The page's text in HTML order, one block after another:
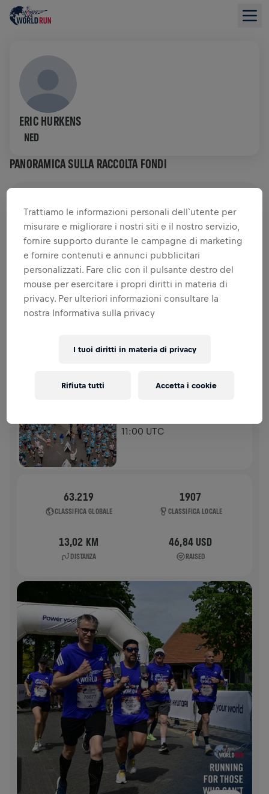
ERIC HURKENS
NED
PANORAMICA SULLA RACCOLTA FONDI
RACCOLTA FONDI DONA
Dona per fare la differenza! Il 100% della tua
donazione viene devoluto alla ricerca sul midollo
spinale.
STORIA
2026
11:00 UTC
63.219
CLASSIFICA GLOBALE
1907
CLASSIFICA LOCALE
13,02 KM
DISTANZA
46,84 USD
RAISED
Trattiamo le informazioni personali dell`utente per
misurare e migliorare i nostri siti e il nostro servizio,
fornire supporto durante le campagne di marketing
e fornire contenuti e annunci pubblicitari
personalizzati. Fare clic con il pulsante destro del
mouse per esercitare i propri diritti in materia di
privacy. Per ulteriori informazioni consultare la
nostra Informativa sulla privacy
I tuoi diritti in materia di privacy
Rifiuta tutti Accetta i cookie